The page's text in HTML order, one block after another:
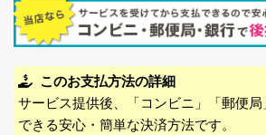
このお支払方法の詳細
サービス提供後、「コンビニ」「郵便
できる安心・簡単な決済方法です。